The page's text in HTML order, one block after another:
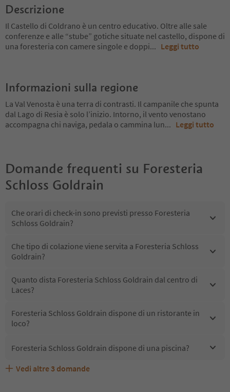
Descrizione
Il Castello di Coldrano è un centro educativo. Oltre alle sale
conferenze e alle “stube” gotiche situate nel castello, dispone di
una foresteria con camere singole e doppi... Leggi tutto
Informazioni sulla regione
La Val Venosta è una terra di contrasti. Il campanile che spunta
dal Lago di Resia è solo l’inizio. Intorno, il vento venostano
accompagna chi naviga, pedala o cammina lun... Leggi tutto
Domande frequenti su Foresteria
Schloss Goldrain
Che orari di check-in sono previsti presso Foresteria
Schloss Goldrain?
Che tipo di colazione viene servita a Foresteria Schloss
Goldrain?
Quanto dista Foresteria Schloss Goldrain dal centro di
Laces?
Foresteria Schloss Goldrain dispone di un ristorante in
loco?
Foresteria Schloss Goldrain dispone di una piscina?
Foresteria Schloss Goldrain accetta animali domestici?
Quali servizi/attività sono disponibili presso Foresteria
Gli ospiti di Foresteria Schloss Goldrain ricevono l'Alto
Vedi altre 3 domande